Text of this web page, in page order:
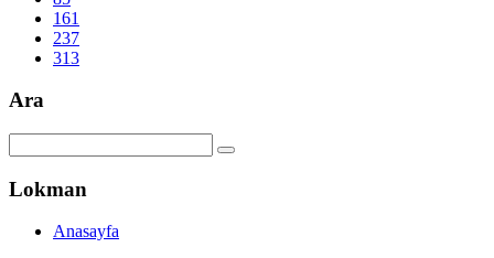
161
237
313
Ara
Lokman
Anasayfa